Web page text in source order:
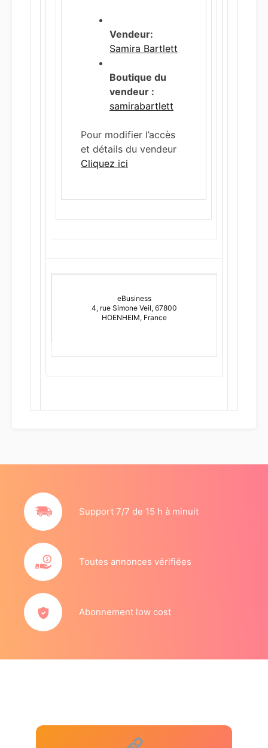
Vendeur:
Samira Bartlett
Boutique du
vendeur :
samirabartlett
Pour modifier l’accès
et détails du vendeur
Cliquez ici
eBusiness
4, rue Simone Veil, 67800
HOENHEIM, France
Support 7/7 de 15 h à minuit
Toutes annonces vérifiées
Abonnement low cost